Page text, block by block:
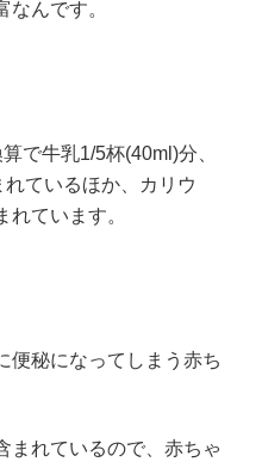
んです。
で牛乳1/5杯(40ml)分、
ているほか、カリウ
れています。
便秘になってしまう赤ち
まれているので、赤ちゃ